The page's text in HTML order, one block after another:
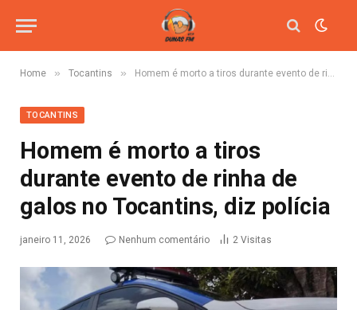
Home » Tocantins » Homem é morto a tiros durante evento de rinha de galos no Tocantins, diz polícia
TOCANTINS
Homem é morto a tiros
durante evento de rinha de
galos no Tocantins, diz polícia
janeiro 11, 2026 Nenhum comentário 2 Visitas